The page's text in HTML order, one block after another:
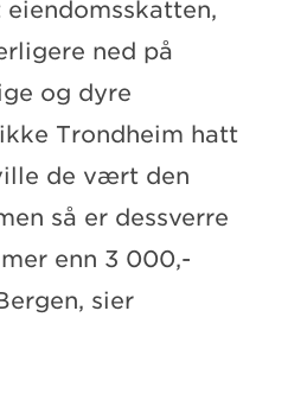
ned på
og dyre
Trondheim hatt
de vært den
så er dessverre
enn 3 000,-
sier